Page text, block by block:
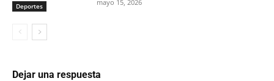
Deportes mayo 15, 2026
Dejar una respuesta